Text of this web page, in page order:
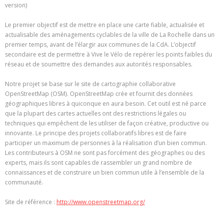
version)
Le premier objectif est de mettre en place une carte fiable, actualisée et
actualisable des aménagements cyclables de la ville de La Rochelle dans un
premier temps, avant de l’élargir aux communes de la CdA. L’objectif
secondaire est de permettre à Vive le Vélo de repérer les points faibles du
réseau et de soumettre des demandes aux autorités responsables.
Notre projet se base sur le site de cartographie collaborative
OpenStreetMap (OSM). OpenStreetMap crée et fournit des données
géographiques libres à quiconque en aura besoin. Cet outil est né parce
que la plupart des cartes actuelles ont des restrictions légales ou
techniques qui empêchent de les utiliser de façon créative, productive ou
innovante. Le principe des projets collaboratifs libres est de faire
participer un maximum de personnes à la réalisation d’un bien commun.
Les contributeurs à OSM ne sont pas forcément des géographes ou des
experts, mais ils sont capables de rassembler un grand nombre de
connaissances et de construire un bien commun utile à l’ensemble de la
communauté.
Site de référence : http://www.openstreetmap.org/